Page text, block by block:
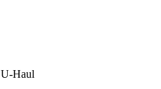
U-Haul